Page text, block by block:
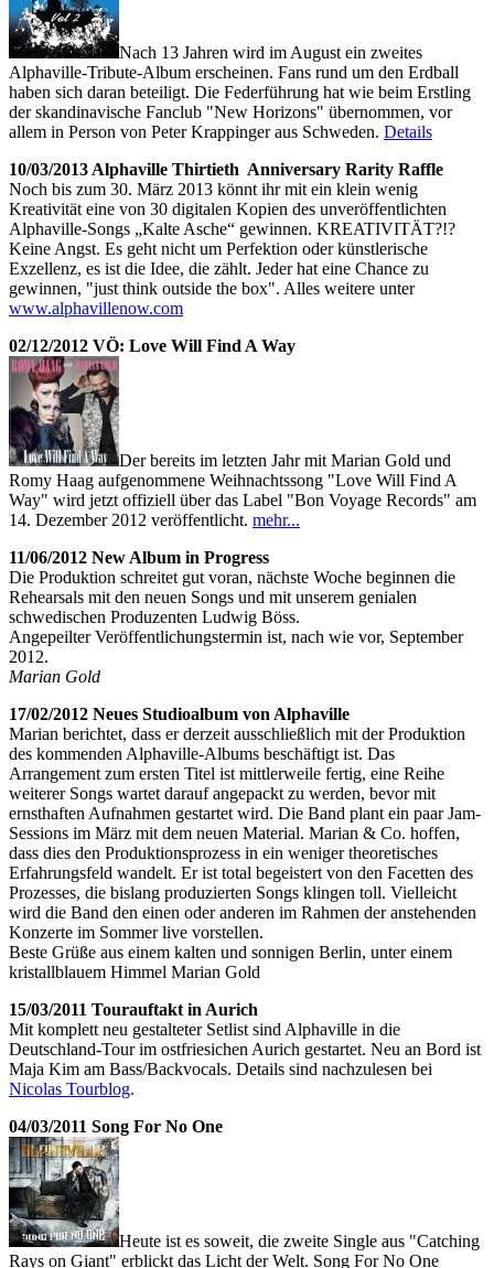
Nach 13 Jahren wird im August ein zweites
Alphaville-Tribute-Album erscheinen. Fans rund um den Erdball
haben sich daran beteiligt. Die Federführung hat wie beim Erstling
der skandinavische Fanclub "New Horizons" übernommen, vor
allem in Person von Peter Krappinger aus Schweden. Details
10/03/2013 Alphaville Thirtieth Anniversary Rarity Raffle
Noch bis zum 30. März 2013 könnt ihr mit ein klein wenig
Kreativität eine von 30 digitalen Kopien des unveröffentlichten
Alphaville-Songs „Kalte Asche“ gewinnen. KREATIVITÄT?!?
Keine Angst. Es geht nicht um Perfektion oder künstlerische
Exzellenz, es ist die Idee, die zählt. Jeder hat eine Chance zu
gewinnen, "just think outside the box". Alles weitere unter
www.alphavillenow.com
02/12/2012 VÖ: Love Will Find A Way
Der bereits im letzten Jahr mit Marian Gold und
Romy Haag aufgenommene Weihnachtssong "Love Will Find A
Way" wird jetzt offiziell über das Label "Bon Voyage Records" am
14. Dezember 2012 veröffentlicht. mehr...
11/06/2012 New Album in Progress
Die Produktion schreitet gut voran, nächste Woche beginnen die
Rehearsals mit den neuen Songs und mit unserem genialen
schwedischen Produzenten Ludwig Böss.
Angepeilter Veröffentlichungstermin ist, nach wie vor, September
2012.
Marian Gold
17/02/2012 Neues Studioalbum von Alphaville
Marian berichtet, dass er derzeit ausschließlich mit der Produktion
des kommenden Alphaville-Albums beschäftigt ist. Das
Arrangement zum ersten Titel ist mittlerweile fertig, eine Reihe
weiterer Songs wartet darauf angepackt zu werden, bevor mit
ernsthaften Aufnahmen gestartet wird. Die Band plant ein paar Jam-
Sessions im März mit dem neuen Material. Marian & Co. hoffen,
dass dies den Produktionsprozess in ein weniger theoretisches
Erfahrungsfeld wandelt. Er ist total begeistert von den Facetten des
Prozesses, die bislang produzierten Songs klingen toll. Vielleicht
wird die Band den einen oder anderen im Rahmen der anstehenden
Konzerte im Sommer live vorstellen.
Beste Grüße aus einem kalten und sonnigen Berlin, unter einem
kristallblauem Himmel Marian Gold
15/03/2011 Tourauftakt in Aurich
Mit komplett neu gestalteter Setlist sind Alphaville in die
Deutschland-Tour im ostfriesichen Aurich gestartet. Neu an Bord ist
Maja Kim am Bass/Backvocals. Details sind nachzulesen bei
Nicolas Tourblog.
04/03/2011 Song For No One
Heute ist es soweit, die zweite Single aus "Catching
Rays on Giant" erblickt das Licht der Welt. Song For No One